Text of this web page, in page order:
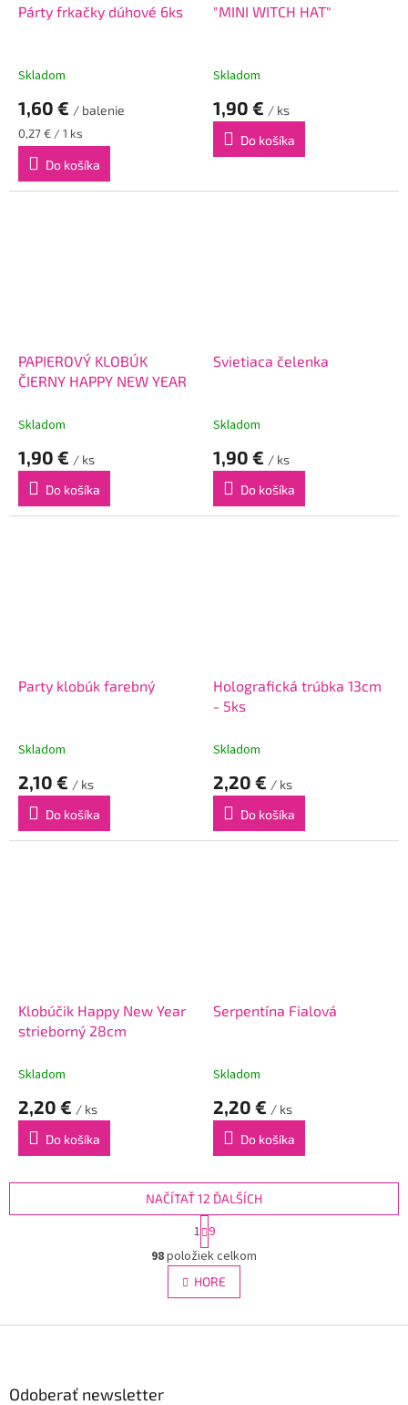
Párty frkačky dúhové 6ks
Skladom
1,60 € / balenie
Jednotková
cena:
0,27 € / 1 ks
Do košíka
"MINI WITCH HAT"
Skladom
1,90 € / ks
Do košíka
PAPIEROVÝ KLOBÚK
ČIERNY HAPPY NEW YEAR
Skladom
1,90 € / ks
Do košíka
Svietiaca čelenka
Skladom
1,90 € / ks
Do košíka
Party klobúk farebný
Skladom
2,10 € / ks
Do košíka
Holografická trúbka 13cm
- 5ks
Skladom
2,20 € / ks
Do košíka
Klobúčik Happy New Year
strieborný 28cm
Skladom
2,20 € / ks
Do košíka
Serpentína Fialová
Skladom
2,20 € / ks
Do košíka
O
v
l
á
NAČÍTAŤ 12 ĎALŠÍCH
S
t
r
á
n
k
v
1 9
98položiek celkom
HORE
Odoberať newsletter